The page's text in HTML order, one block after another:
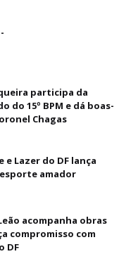
participa da
do 15º BPM e dá boas-
Chagas
Lazer do DF lança
amador
acompanha obras
compromisso com
DF